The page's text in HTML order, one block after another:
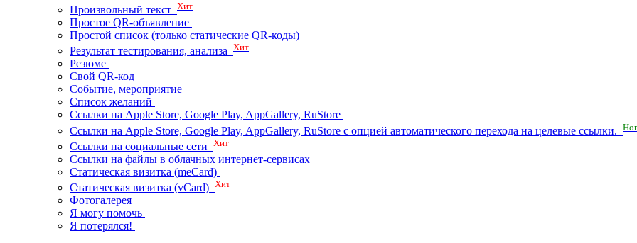
Произвольный текст Хит
Простое QR-объявление
Простой список (только статические QR-коды)
Результат тестирования, анализа Хит
Резюме
Свой QR-код
Событие, мероприятие
Список желаний
Ссылки на Apple Store, Google Play, AppGallery, RuStore
Ссылки на Apple Store, Google Play, AppGallery, RuStore с опцией автоматического перехода на целевые ссылки.
Ссылки на социальные сети Хит
Ссылки на файлы в облачных интернет-сервисах
Статическая визитка (meCard)
Статическая визитка (vCard) Хит
Фотогалерея
Я могу помочь
Я потерялся!